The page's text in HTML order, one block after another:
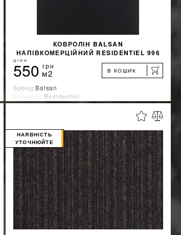
КОВРОЛІН BALSAN
НАПІВКОМЕРЦІЙНИЙ RESIDENTIEL 996
ЧОРНИЙ
ЦІНА
550 грн
м2 В КОШИК
Бренд:Balsan
Колекція:Residentiel
Країна-виробник:Франция
%
КУПИТИ
НАЯВНІСТЬ
УТОЧНЮЙТЕ